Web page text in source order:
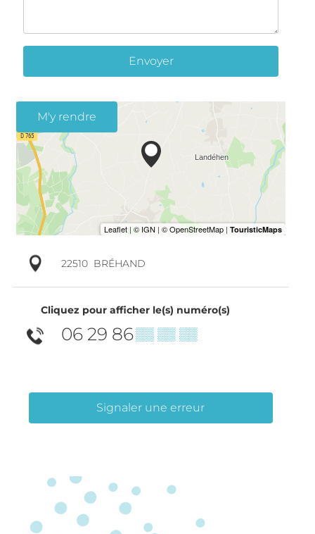
Envoyer
M'y rendre
22510 BRÉHAND
Cliquez pour afficher le(s) numéro(s)
06 29 86▒▒ ▒▒ ▒▒
Signaler une erreur